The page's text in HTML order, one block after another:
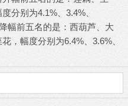
分别为4.1%、3.4%、
幅前五名的是：西葫芦、大
，幅度分别为6.4%、3.6%、